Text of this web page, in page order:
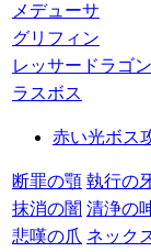
メデューサ
グリフィン
レッサードラゴン
ラスボス
赤い光ボス
断罪の顎 執行の
抹消の闇 清浄の
悲嘆の爪 ネック